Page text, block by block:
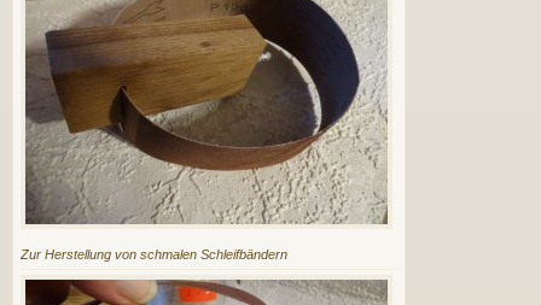
Zur Herstellung von schmalen Schleifbändern